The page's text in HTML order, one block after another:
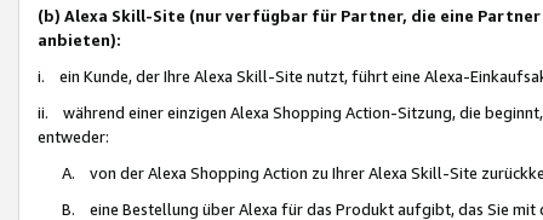
(b) Alexa Skill-Site (nur verfügbar für Partner, die eine
anbieten):
i. ein Kunde, der Ihre Alexa Skill-Site nutzt, führt eine Alexa-
ii. während einer einzigen Alexa Shopping Action-Sitzung, die
entweder:
A. von der Alexa Shopping Action zu Ihrer Alexa Skill-Site
B. eine Bestellung über Alexa für das Produkt aufgibt, das Sie mit